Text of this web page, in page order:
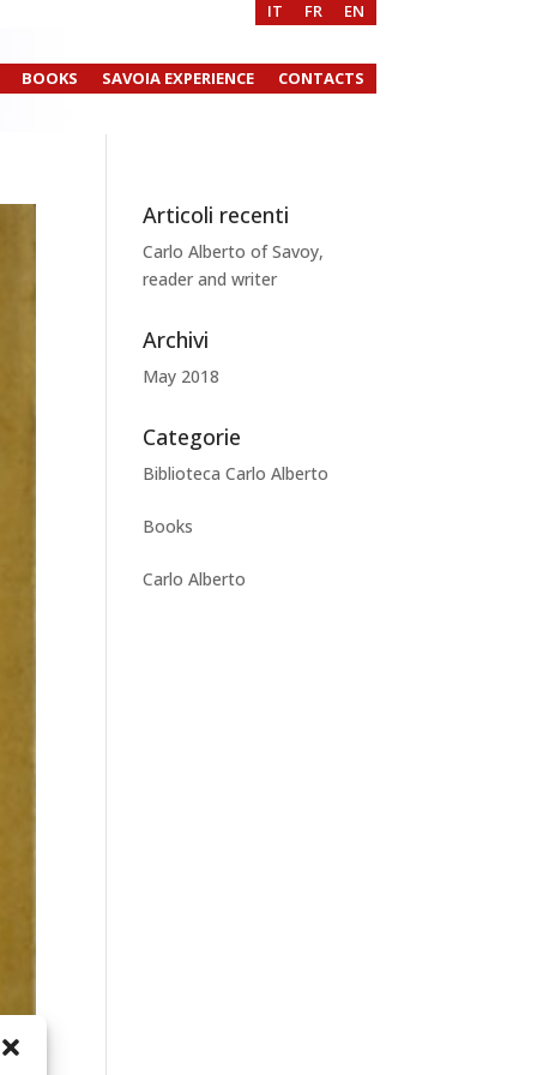
IT FR EN
BOOKS SAVOIA EXPERIENCE CONTACTS
Articoli recenti
Carlo Alberto of Savoy,
reader and writer
Archivi
May 2018
Categorie
Biblioteca Carlo Alberto
Books
Carlo Alberto